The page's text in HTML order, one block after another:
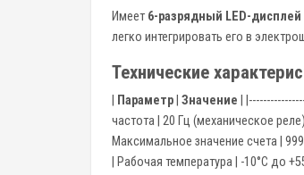
Имеет 6-разрядный LED-дисплей
легко интегрировать его в
Технические
Параметр Значение |
частота | 20 Гц (механическое
Максимальное значение счета |
| Рабочая температура | -10°C до